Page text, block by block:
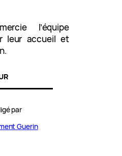
l’équipe
leur accueil et
par
Guerin